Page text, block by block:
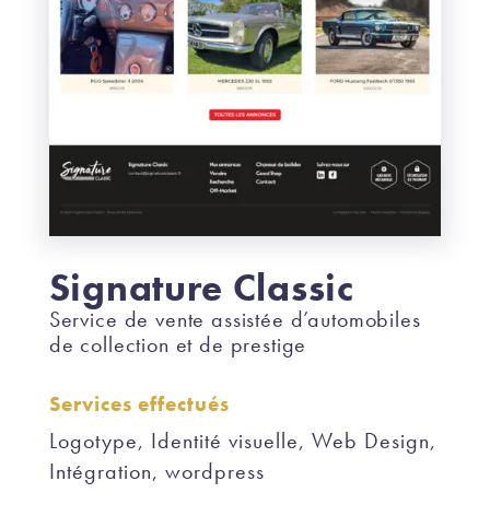
Signature Classic
Service de vente assistée d’automobiles
de collection et de prestige
Services effectués
Logotype, Identité visuelle, Web Design,
Intégration, wordpress